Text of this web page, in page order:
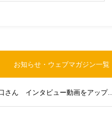
お知らせ・ウェブマガジン一覧
大分支部代表・浜田さん、副代表・田口さん インタビュー動画をアップしました。